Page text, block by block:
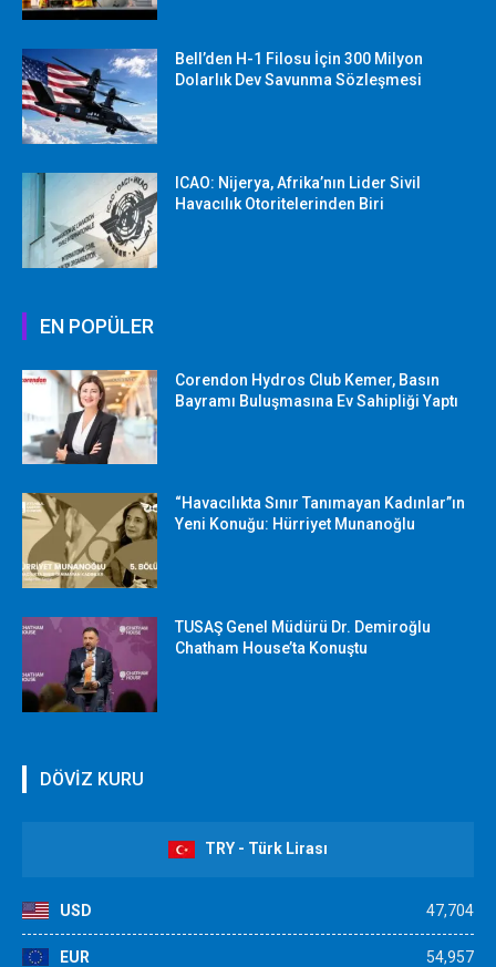
Bell’den H-1 Filosu İçin 300 Milyon
Dolarlık Dev Savunma Sözleşmesi
ICAO: Nijerya, Afrika’nın Lider Sivil
Havacılık Otoritelerinden Biri
EN POPÜLER
Corendon Hydros Club Kemer, Basın
Bayramı Buluşmasına Ev Sahipliği Yaptı
“Havacılıkta Sınır Tanımayan Kadınlar”ın
Yeni Konuğu: Hürriyet Munanoğlu
TUSAŞ Genel Müdürü Dr. Demiroğlu
Chatham House’ta Konuştu
DÖVİZ KURU
TRY - Türk Lirası
USD 47,704
EUR 54,957